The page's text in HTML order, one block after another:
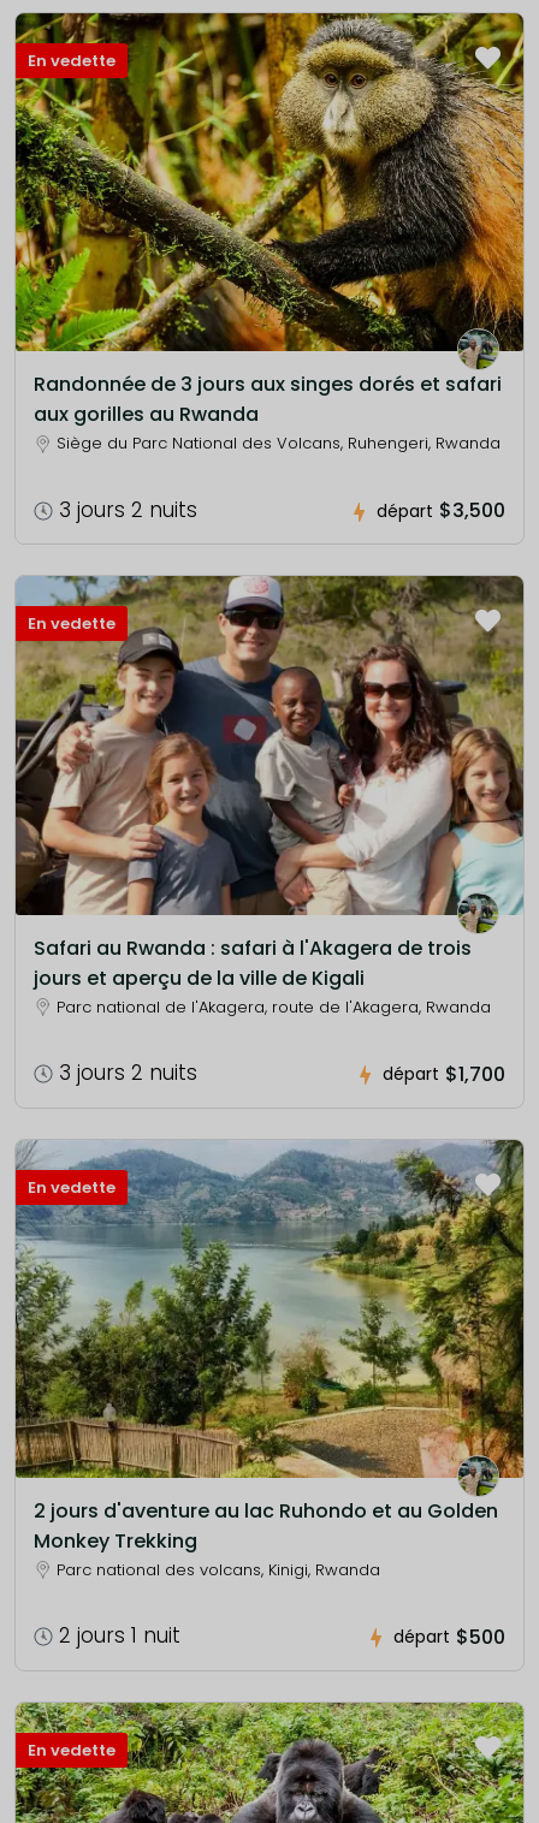
En vedette
Randonnée de 3 jours aux singes dorés et safari
aux gorilles au Rwanda
Siège du Parc National des Volcans, Ruhengeri, Rwanda
3 jours 2 nuits départ $3,500
En vedette
Safari au Rwanda : safari à l'Akagera de trois
jours et aperçu de la ville de Kigali
Parc national de l'Akagera, route de l'Akagera, Rwanda
3 jours 2 nuits départ $1,700
En vedette
2 jours d'aventure au lac Ruhondo et au Golden
Monkey Trekking
Parc national des volcans, Kinigi, Rwanda
2 jours 1 nuit départ $500
En vedette